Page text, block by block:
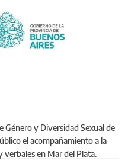
el acompañamiento a la
verbales en Mar del Plata.